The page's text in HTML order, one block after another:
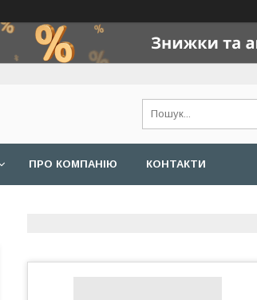
ПРО КОМПАНІЮ КОНТАКТИ